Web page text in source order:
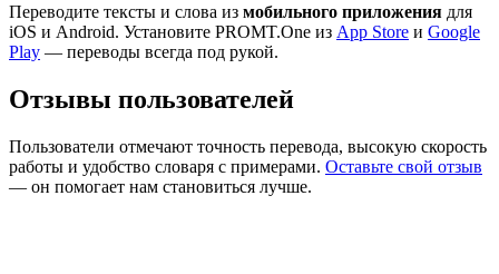
Переводите тексты и слова из мобильного приложения для
iOS и Android. Установите PROMT.One из App Store и Google
Play — переводы всегда под рукой.
Отзывы пользователей
Пользователи отмечают точность перевода, высокую скорость
работы и удобство словаря с примерами. Оставьте свой отзыв
— он помогает нам становиться лучше.